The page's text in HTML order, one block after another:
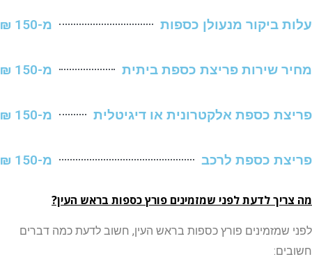
ביקור מנעולן כספות מ-150 ₪
שירות פריצת כספת ביתית מ-150 ₪
כספת אלקטרונית או דיגיטלית מ-150 ₪
כספת לרכב מ-150 ₪
לדעת לפני שמזמינים פורץ כספות בראש העין?
פורץ כספות בראש העין, חשוב לדעת כמה דברים